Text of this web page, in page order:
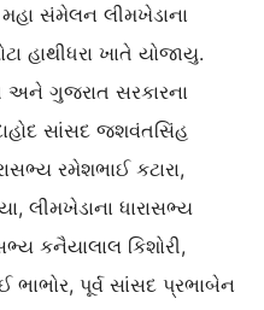
સંમેલન લીમખેડાના
હાથીધરા ખાતે યોજાયુ.
ગુજરાત સરકારના
સાંસદ જશવંતસિંહ
રમેશભાઈ કટારા,
લીમખેડાના ધારાસભ્ય
કનૈયાલાલ કિશોરી,
ભાભોર, પૂર્વ સાંસદ પ્રભાબેન